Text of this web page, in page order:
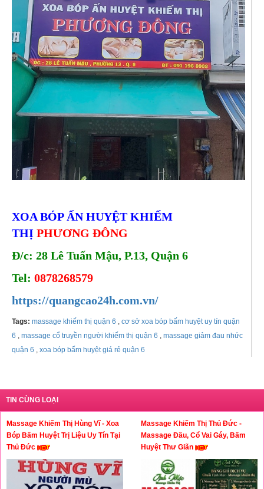
XOA BÓP ẤN HUYỆT KHIẾM
THỊ PHƯƠNG ĐÔNG
Đ/c: 28 Lê Tuấn Mậu, P.13, Quận 6
Tel: 0878268579
https://quangcao24h.com.vn/
Tags: massage khiếm thị quận 6 , cơ sở xoa bóp bấm huyệt uy tín quận
6 , massage cổ truyền người khiếm thị quận 6 , massage giảm đau nhức
quận 6 , xoa bóp bấm huyệt giá rẻ quận 6
TIN CÙNG LOẠI
Massage Khiếm Thị Hùng Vĩ - Xoa
Bóp Bấm Huyệt Trị Liệu Uy Tín Tại
Thủ Đức
Massage Khiếm Thị Thủ Đức -
Massage Đầu, Cổ Vai Gáy, Bấm
Huyệt Thư Giãn